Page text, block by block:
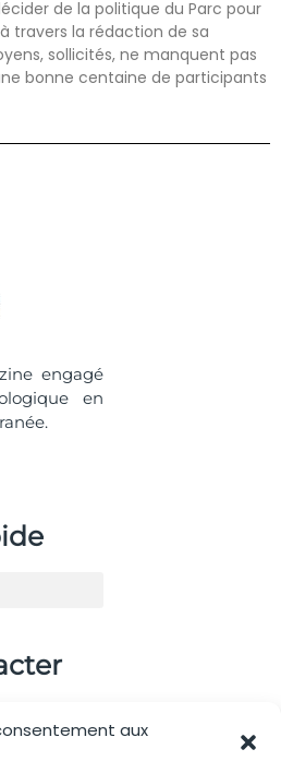
aux
de la politique du Parc pour
travers la rédaction de sa
sollicités, ne manquent pas
bonne centaine de participants
engagé
en
tomate.fr